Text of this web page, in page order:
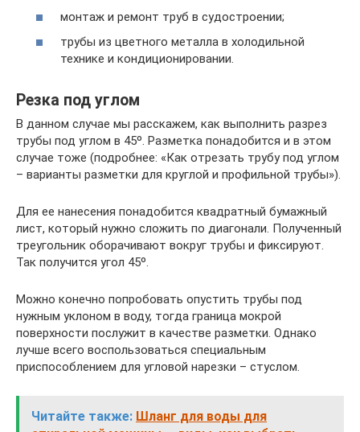
монтаж и ремонт труб в судостроении;
трубы из цветного металла в холодильной
технике и кондиционировании.
Резка под углом
В данном случае мы расскажем, как выполнить разрез
трубы под углом в 45º. Разметка понадобится и в этом
случае тоже (подробнее: «Как отрезать трубу под углом
– варианты разметки для круглой и профильной трубы»).
Для ее нанесения понадобится квадратный бумажный
лист, который нужно сложить по диагонали. Полученный
треугольник оборачивают вокруг трубы и фиксируют.
Так получится угол 45º.
Можно конечно попробовать опустить трубы под
нужным уклоном в воду, тогда граница мокрой
поверхности послужит в качестве разметки. Однако
лучше всего воспользоваться специальным
приспособлением для угловой нарезки – стуслом.
Читайте также: Шланг для воды для